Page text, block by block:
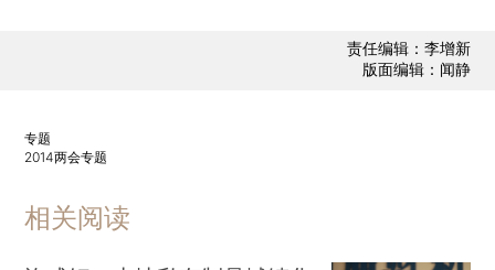
责任编辑：李增新
版面编辑：闻静
专题
2014两会专题
相关阅读